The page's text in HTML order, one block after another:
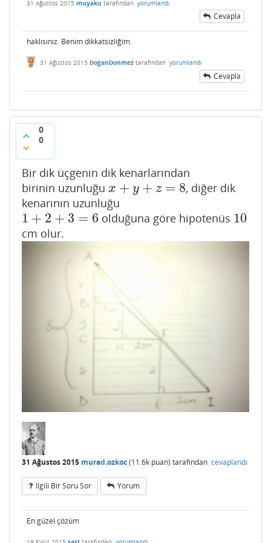
31 Ağustos 2015 muyaku tarafından yorumlandı
Cevapla
haklısınız. Benim dikkatsizliğim.
31 Ağustos 2015 DoganDonmez tarafından yorumlandı
Cevapla
0
0
Bir dik üçgenin dik kenarlarından
birinin uzunluğu x + y + z = 8
x+ y+ z= 8
, diğer dik
kenarının uzunluğu
1 + 2 + 3 = 6
1 +2+3 =6 olduğuna göre hipotenüs 10
10
cm olur.
31 Ağustos 2015 murad.ozkoc(11.6k puan) tarafından cevaplandı
Ilgili Bir Soru Sor Yorum
En güzel çözüm